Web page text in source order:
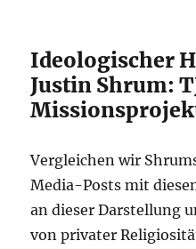
Ideologischer
Justin Shrum:
Vergleichen wir
Media-Posts mit
an dieser Darstellung
von privater